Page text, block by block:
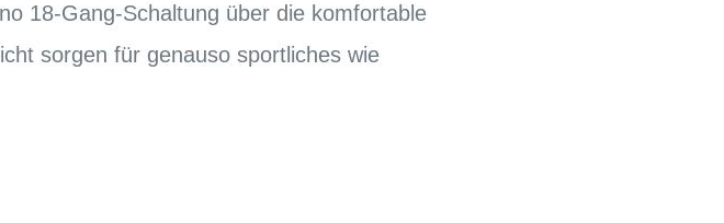
18-Gang-Schaltung über die komfortable
sorgen für genauso sportliches wie